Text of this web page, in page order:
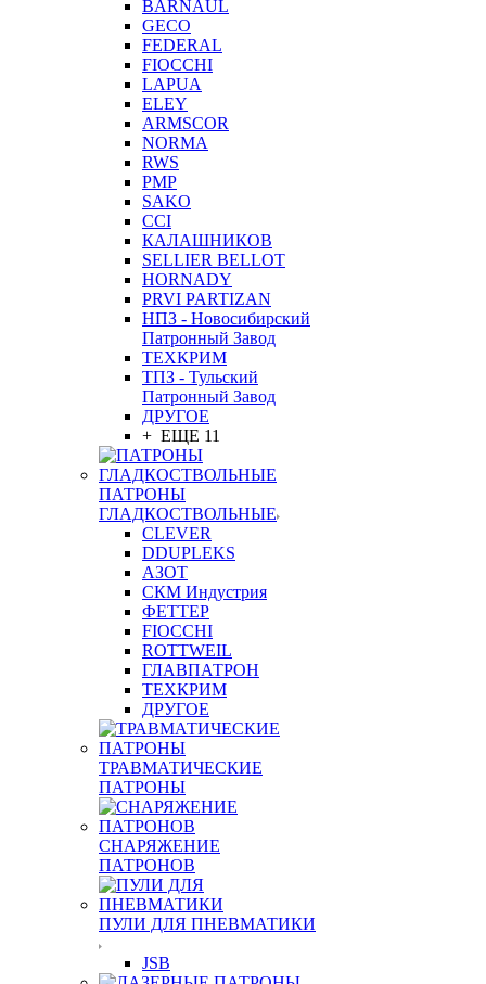
BARNAUL
GEСO
FEDERAL
FIOCCHI
LAPUA
ELEY
ARMSCOR
NORMA
RWS
PMP
SAKO
CCI
КАЛАШНИКОВ
SELLIER BELLOT
HORNADY
PRVI PARTIZAN
НПЗ - Новосибирский
Патронный Завод
ТЕХКРИМ
ТПЗ - Тульский
Патронный Завод
ДРУГОЕ
+ ЕЩЕ 11
ПАТРОНЫ
ГЛАДКОСТВОЛЬНЫЕ
CLEVER
DDUPLEKS
АЗОТ
СКМ Индустрия
ФЕТТЕР
FIOCCHI
ROTTWEIL
ГЛАВПАТРОН
ТЕХКРИМ
ДРУГОЕ
ТРАВМАТИЧЕСКИЕ
ПАТРОНЫ
СНАРЯЖЕНИЕ
ПАТРОНОВ
ПУЛИ ДЛЯ ПНЕВМАТИКИ
JSB